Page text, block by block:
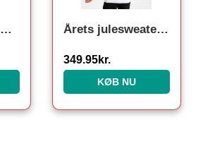
Hue + Halstørklæde Årets julesweater: Heal The World Velgørenhed – herre / mænd. Ugly Christmas Sweater lavet i Danmark
349.95kr.
KØB NU